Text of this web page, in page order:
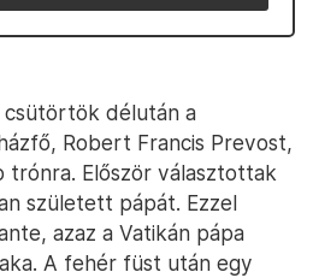
délután a
Robert Francis Prevost,
trónra. Először választottak
született pápát. Ezzel
azaz a Vatikán pápa
A fehér füst után egy